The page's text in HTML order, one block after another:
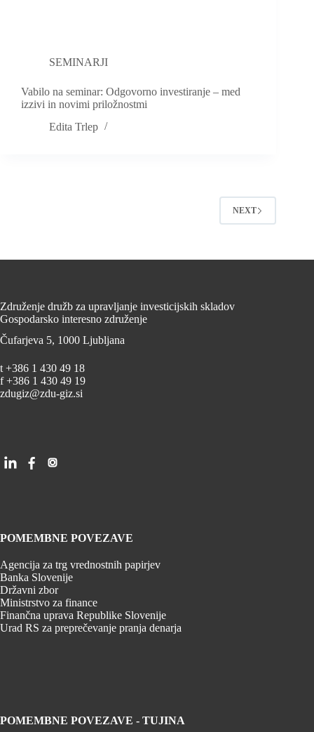
SEMINARJI
Vabilo na seminar: Odgovorno investiranje – med
izzivi in novimi priložnostmi
Edita Trlep
NEXT
Združenje družb za upravljanje investicijskih skladov
Gospodarsko interesno združenje
Čufarjeva 5, 1000 Ljubljana
t +386 1 430 49 18
f +386 1 430 49 19
zdugiz@zdu-giz.si
POMEMBNE POVEZAVE
Agencija za trg vrednostnih papirjev
Banka Slovenije
Državni zbor
Ministrstvo za finance
Finančna uprava Republike Slovenije
Urad RS za preprečevanje pranja denarja
POMEMBNE POVEZAVE - TUJINA